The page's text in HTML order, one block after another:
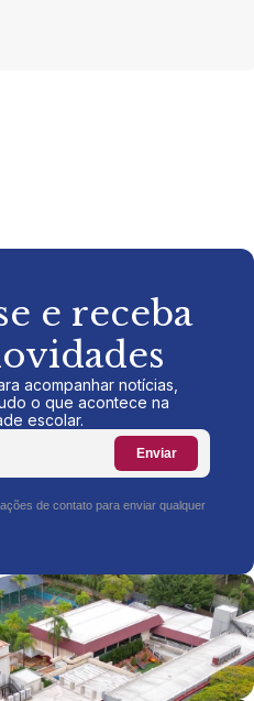
e receba
acompanhar notícias,
o que acontece na
escolar.
Enviar
de contato para enviar qualquer